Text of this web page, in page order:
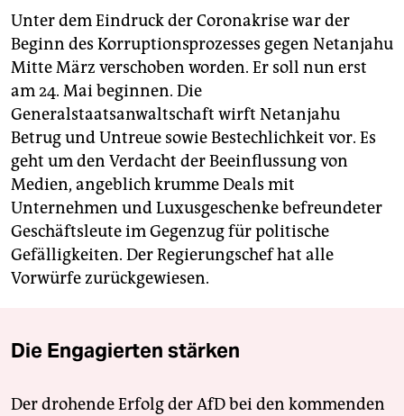
Unter dem Eindruck der Coronakrise war der
Beginn des Korruptionsprozesses gegen Netanjahu
Mitte März verschoben worden. Er soll nun erst
am 24. Mai beginnen. Die
Generalstaatsanwaltschaft wirft Netanjahu
Betrug und Untreue sowie Bestechlichkeit vor. Es
geht um den Verdacht der Beeinflussung von
Medien, angeblich krumme Deals mit
Unternehmen und Luxusgeschenke befreundeter
Geschäftsleute im Gegenzug für politische
Gefälligkeiten. Der Regierungschef hat alle
Vorwürfe zurückgewiesen.
Die Engagierten stärken
Der drohende Erfolg der AfD bei den kommenden